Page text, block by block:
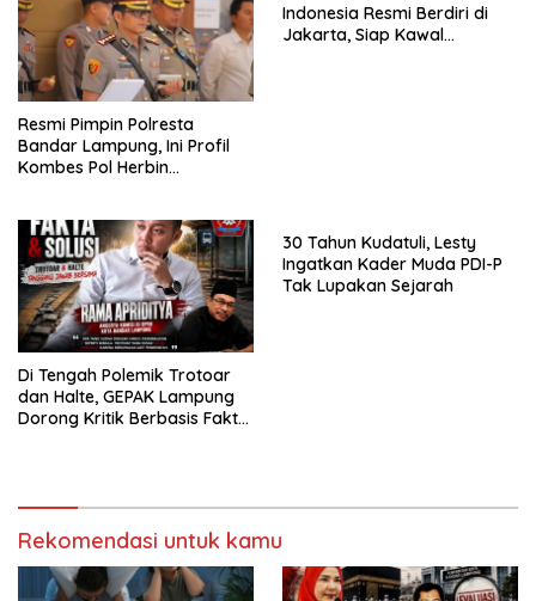
Resmi Pimpin Polresta
Bandar Lampung, Ini Profil
Kombes Pol Herbin
Indonesia Resmi Berdiri di
Jakarta, Siap Kawal
Di Tengah Polemik Trotoar
dan Halte, GEPAK Lampung
Dorong Kritik Berbasis Fakta
30 Tahun Kudatuli, Lesty
Ingatkan Kader Muda PDI-P
Tak Lupakan Sejarah
Rekomendasi untuk kamu